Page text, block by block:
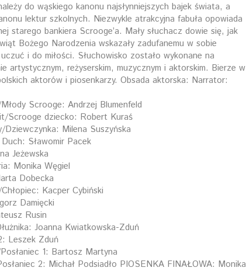
do wąskiego kanonu najsłynniejszych bajek świata, a
lektur szkolnych. Niezwykle atrakcyjna fabuła opowiada
starego bankiera Scrooge’a. Mały słuchacz dowie się, jak
Bożego Narodzenia wskazały zadufanemu w sobie
i do miłości. Słuchowisko zostało wykonane na
artystycznym, reżyserskim, muzycznym i aktorskim. Bierze w
aktorów i piosenkarzy. Obsada aktorska: Narrator:
Scrooge: Andrzej Blumenfeld
Scrooge dziecko: Robert Kuraś
Dziewczynka: Milena Suszyńska
Sławomir Pacek
Jeżewska
Monika Węgiel
Dobecka
Kacper Cybiński
Damięcki
Rusin
Joanna Kwiatkowska-Zduń
Leszek Zduń
1: Bartosz Martyna
2: Michał Podsiadło PIOSENKA FINAŁOWA: Monika